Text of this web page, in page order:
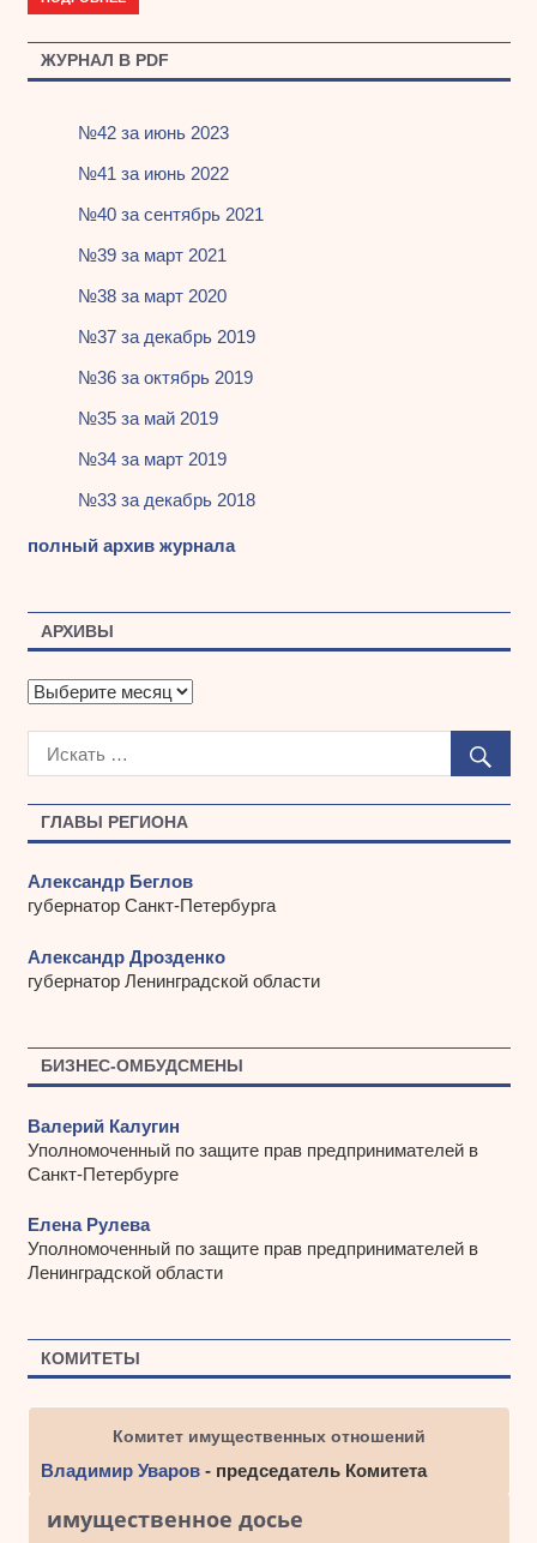
ГЛАВЫ РЕГИОНА
Александр Беглов
губернатор Санкт-Петербурга
Александр Дрозденко
губернатор Ленинградской области
БИЗНЕС-ОМБУДСМЕНЫ
Валерий Калугин
Уполномоченный по защите прав предпринимателей в
Санкт-Петербурге
Елена Рулева
Уполномоченный по защите прав предпринимателей в
Ленинградской области
КОМИТЕТЫ
Комитет имущественных отношений
Владимир Уваров- председатель Комитета
имущественное досье
ЖУРНАЛ В PDF
№42 за июнь 2023
№41 за июнь 2022
№40 за сентябрь 2021
№39 за март 2021
№38 за март 2020
№37 за декабрь 2019
№36 за октябрь 2019
№35 за май 2019
№34 за март 2019
№33 за декабрь 2018
полный архив журнала
АРХИВЫ
А
х
ы